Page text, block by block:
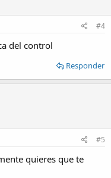
#4
del control
Responder
#5
quieres que te